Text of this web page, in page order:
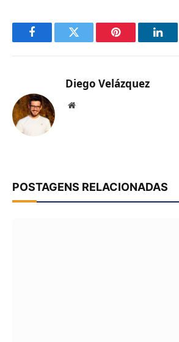
FacebookTwitter Pinterest
Diego Velázquez
Website
POSTAGENS RELACIONADAS